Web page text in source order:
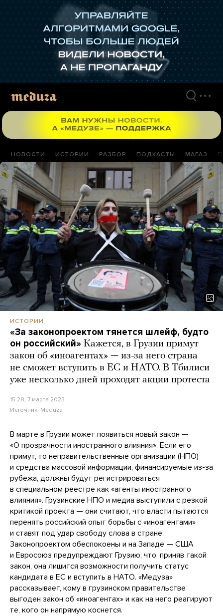
НОВОСТИ ИСТОРИИ РАЗБОР ПОДКАСТЫ МАГАЗ
ИСТОРИИ
«За законопроектом тянется шлейф, будто
он российский» Кажется, в Грузии примут
закон об «иноагентах» — из-за него страна
не сможет вступить в ЕС и НАТО. В Тбилиси
уже несколько дней проходят акции протеста
15:28, 7 марта 2023
Источник: Meduza
В марте в Грузии может появиться новый закон —
«О прозрачности иностранного влияния». Если его
примут, то неправительственные организации (НПО)
и средства массовой информации, финансируемые из-за
рубежа, должны будут регистрироваться
в специальном реестре как «агенты иностранного
влияния». Грузинские НПО и медиа выступили с резкой
критикой проекта — они считают, что власти пытаются
перенять российский опыт борьбы с «иноагентами»
и ставят под удар свободу слова в стране.
Законопроектом обеспокоены и на Западе — США
и Евросоюз предупреждают Грузию, что, приняв такой
закон, она лишится возможности получить статус
кандидата в ЕС и вступить в НАТО. «Медуза»
рассказывает, кому в грузинском правительстве
выгоден закон об «иноагентах» и как на него реагируют
те, кого он напрямую коснется.